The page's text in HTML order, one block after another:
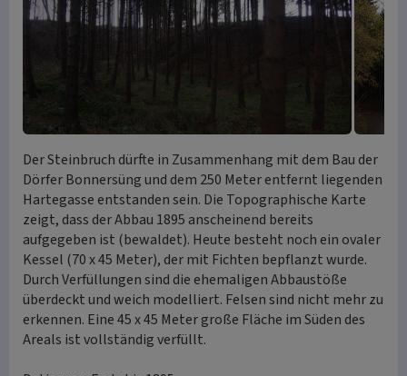
Der Steinbruch dürfte in Zusammenhang mit dem Bau der
Dörfer Bonnersüng und dem 250 Meter entfernt liegenden
Hartegasse entstanden sein. Die Topographische Karte
zeigt, dass der Abbau 1895 anscheinend bereits
aufgegeben ist (bewaldet). Heute besteht noch ein ovaler
Kessel (70 x 45 Meter), der mit Fichten bepflanzt wurde.
Durch Verfüllungen sind die ehemaligen Abbaustöße
überdeckt und weich modelliert. Felsen sind nicht mehr zu
erkennen. Eine 45 x 45 Meter große Fläche im Süden des
Areals ist vollständig verfüllt.